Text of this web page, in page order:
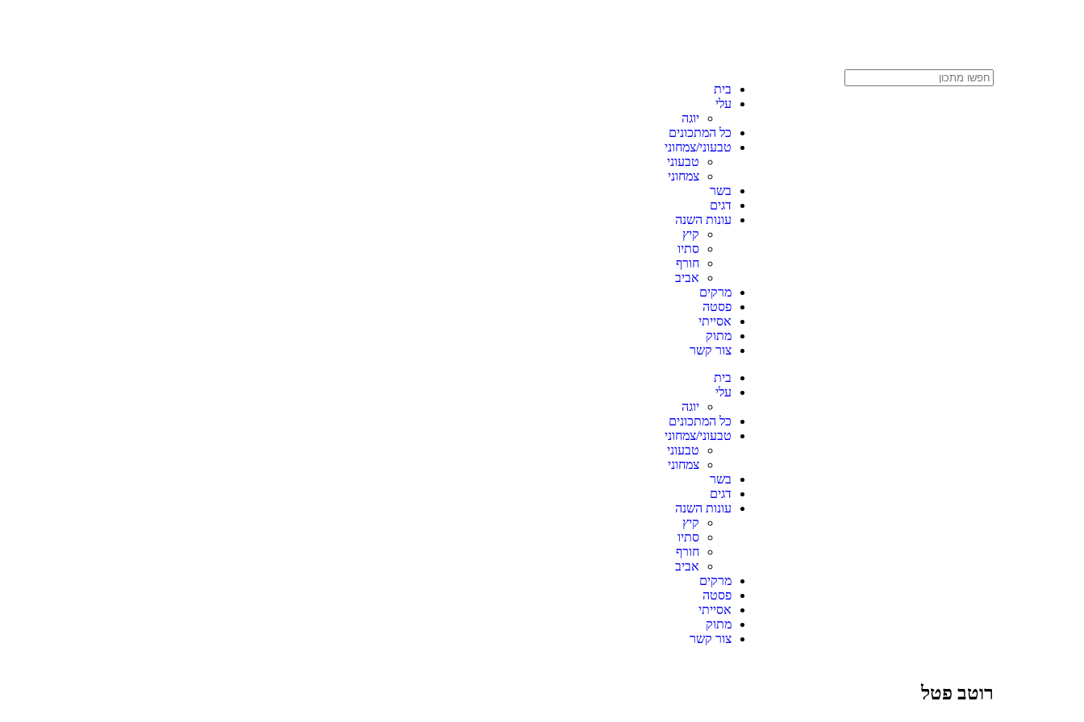
בית
עלי
יוגה
כל המתכונים
טבעוני/צמחוני
טבעוני
צמחוני
בשר
דגים
עונות השנה
קיץ
סתיו
חורף
אביב
מרקים
פסטה
אסייתי
מתוק
צור קשר
בית
עלי
יוגה
כל המתכונים
טבעוני/צמחוני
טבעוני
צמחוני
בשר
דגים
עונות השנה
קיץ
סתיו
חורף
אביב
מרקים
פסטה
אסייתי
מתוק
צור קשר
רוטב פטל